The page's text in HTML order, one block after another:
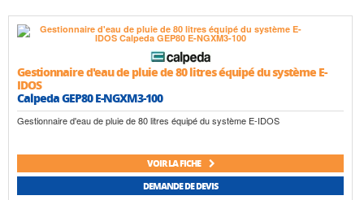
Gestionnaire d'eau de pluie de 80 litres équipé du système E-
IDOS
Calpeda GEP80 E-NGXM3-100
Gestionnaire d'eau de pluie de 80 litres équipé du système E-IDOS
VOIR LA FICHE
DEMANDE DE DEVIS